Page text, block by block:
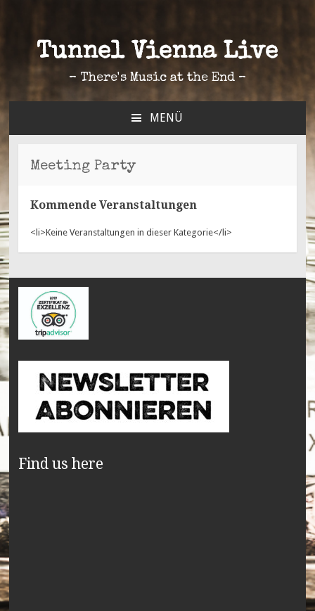
Tunnel Vienna Live
– There's Music at the End –
MENÜ
SPRINGEN
Meeting Party
Kommende Veranstaltungen
<li>Keine Veranstaltungen in dieser Kategorie</li>
Find us here